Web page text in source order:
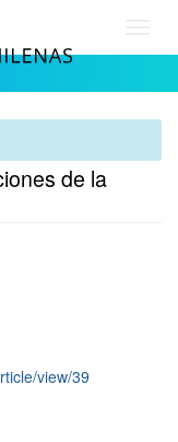
de la
view/39